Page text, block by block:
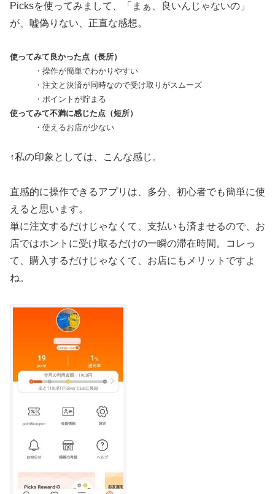
Picksを使ってみまして、「まぁ、良いんじゃないの」
が、嘘偽りない、正直な感想。
使ってみて良かった点（長所）
・操作が簡単でわかりやすい
・注文と決済が同時なので受け取りがスムーズ
・ポイントが貯まる
使ってみて不満に感じた点（短所）
・使えるお店が少ない
↑私の印象としては、こんな感じ。
直感的に操作できるアプリは、多分、初心者でも簡単に使
えると思います。
単に注文するだけじゃなくて、支払いも済ませるので、お
店ではホントに受け取るだけの一瞬の滞在時間。コレっ
て、購入するだけじゃなくて、お店にもメリットですよ
ね。